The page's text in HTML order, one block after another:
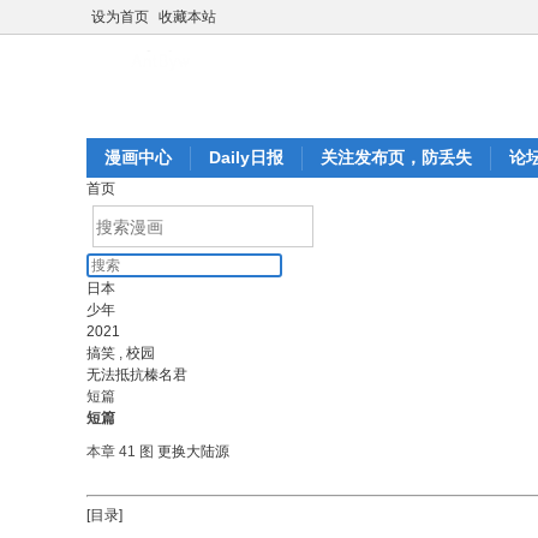
设为首页 收藏本站
漫画中心 Daily日报 关注发布页，防丢失 论
首页
日本
少年
2021
搞笑 , 校园
无法抵抗榛名君
短篇
短篇
本章 41 图 更换大陆源
[目录]